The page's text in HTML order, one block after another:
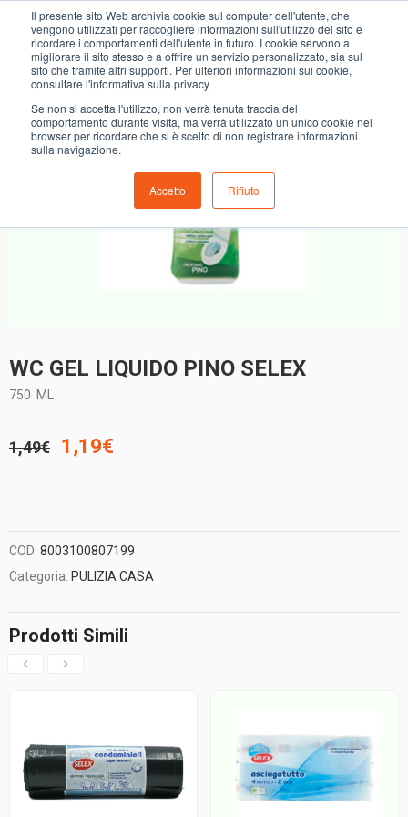
Il presente sito Web archivia cookie sul computer dell'utente, che
vengono utilizzati per raccogliere informazioni sull'utilizzo del sito e
ricordare i comportamenti dell'utente in futuro. I cookie servono a
migliorare il sito stesso e a offrire un servizio personalizzato, sia sul
sito che tramite altri supporti. Per ulteriori informazioni sui cookie,
consultare l'informativa sulla privacy
Se non si accetta l'utilizzo, non verrà tenuta traccia del
comportamento durante visita, ma verrà utilizzato un unico cookie nel
browser per ricordare che si è scelto di non registrare informazioni
sulla navigazione.
Accetto Rifiuto
WC GEL LIQUIDO PINO SELEX
- 20%
WC GEL LIQUIDO PINO SELEX
750 ML
1,49€
Il
originale
era:
1,49€.
1,19€
attuale
è:
1,19€.
COD: 8003100807199
Categoria: PULIZIA CASA
Prodotti Simili